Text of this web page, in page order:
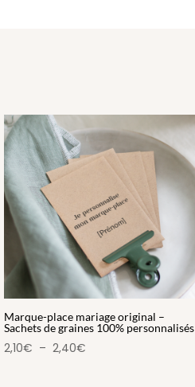
Marque-place mariage original –
Sachets de graines 100% personnalisés
2,10€ – 2,40€